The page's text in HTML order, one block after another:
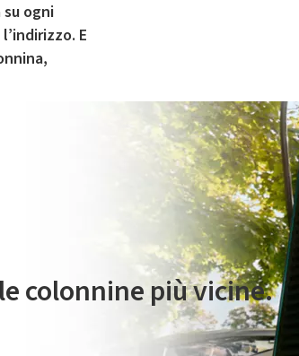
ogni
E
elettrica è gestito da Plenitude On The Road
colonnine più vicine.